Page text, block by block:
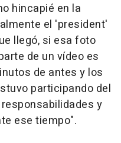
hincapié en la
el 'president'
llegó, si esa foto
de un vídeo es
de antes y los
participando del
y
ese tiempo".